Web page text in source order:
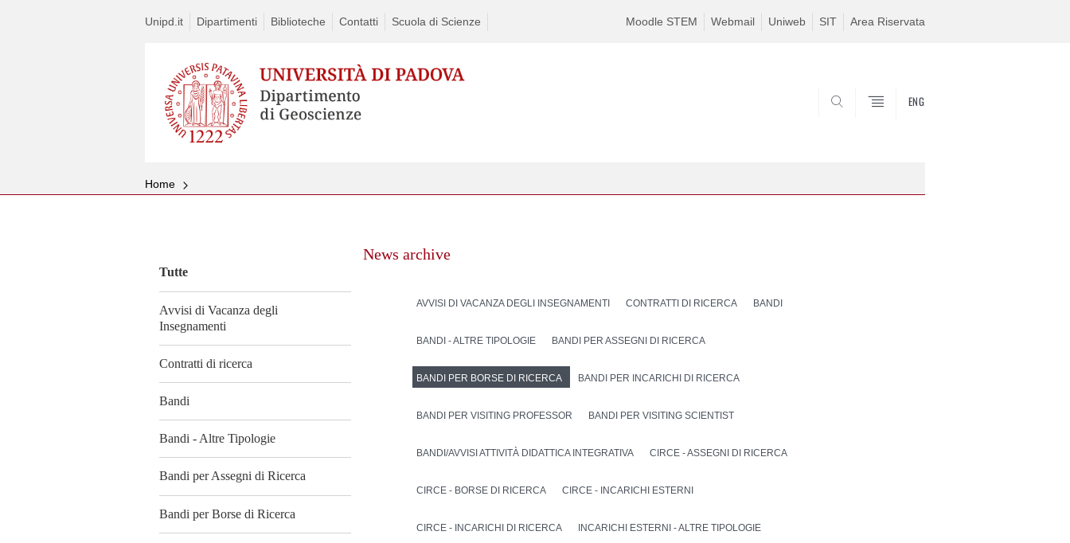
Unipd.it Dipartimenti Biblioteche Contatti Scuola di Scienze Moodle STEM Webmail Uniweb SIT Area Riservata
ENG
Home
Tutte
Avvisi di Vacanza degli
Insegnamenti
Contratti di ricerca
Bandi
Bandi - Altre Tipologie
Bandi per Assegni di Ricerca
Bandi per Borse di Ricerca
News archive
AVVISI DI VACANZA DEGLI INSEGNAMENTI CONTRATTI DI RICERCA BANDI
BANDI - ALTRE TIPOLOGIE BANDI PER ASSEGNI DI RICERCA
BANDI PER BORSE DI RICERCA BANDI PER INCARICHI DI RICERCA
BANDI PER VISITING PROFESSOR BANDI PER VISITING SCIENTIST
BANDI/AVVISI ATTIVITÀ DIDATTICA INTEGRATIVA CIRCE - ASSEGNI DI RICERCA
CIRCE - BORSE DI RICERCA CIRCE - INCARICHI ESTERNI
CIRCE - INCARICHI DI RICERCA INCARICHI ESTERNI - ALTRE TIPOLOGIE